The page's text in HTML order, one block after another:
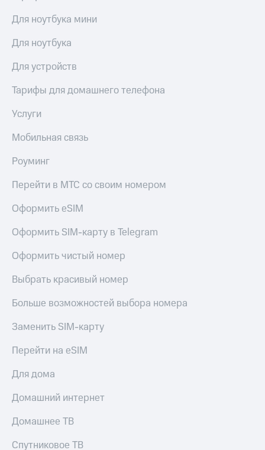
Для ноутбука мини
Для ноутбука
Для устройств
Тарифы для домашнего телефона
Услуги
Мобильная связь
Роуминг
Перейти в МТС со своим номером
Оформить eSIM
Оформить SIM-карту в Telegram
Оформить чистый номер
Выбрать красивый номер
Больше возможностей выбора номера
Заменить SIM-карту
Перейти на eSIM
Для дома
Домашний интернет
Домашнее ТВ
Спутниковое ТВ